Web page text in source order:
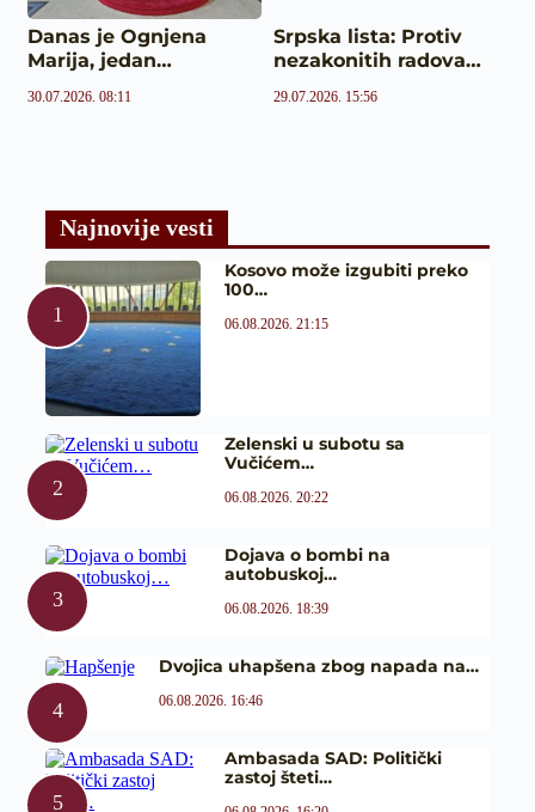
Danas je Ognjena
Marija, jedan…
30.07.2026. 08:11
Srpska lista: Protiv
nezakonitih radova…
29.07.2026. 15:56
Najnovije vesti
Kosovo može izgubiti preko
100…
06.08.2026. 21:15
Zelenski u subotu sa
Vučićem…
06.08.2026. 20:22
Dojava o bombi na
autobuskoj…
06.08.2026. 18:39
Dvojica uhapšena zbog napada na…
06.08.2026. 16:46
Ambasada SAD: Politički
zastoj šteti…